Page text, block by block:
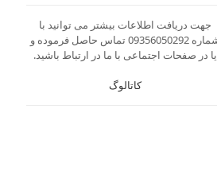
جهت دریافت اطلاعات بیشتر می توانید با
شماره 09356050292 تماس حاصل فرموده و
یا در صفحات اجتماعی با ما در ارتباط باشید.
کاتالوگ